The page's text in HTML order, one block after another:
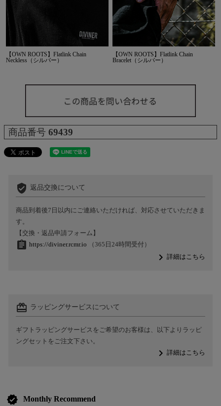
【OWN ROOTS】Flatlink Chain
Neckless（シルバー）
【OWN ROOTS】Flatlink Chain
Bracelet（シルバー）
商品番号 69439
verified_user 返品交換について
商品到着後7日以内にご連絡いただければ、対応させていただきま
す。
【交換・返品申請フォーム】
assignment https://diviner.rcmr.io （365日24時間受付）
navigate_next詳細はこちら
card_giftcard ラッピングサービスについて
ギフトラッピングサービスをご希望のお客様は、以下よりラッピ
ングセットをご注文下さい。
navigate_next詳細はこちら
verified Monthly Recommend